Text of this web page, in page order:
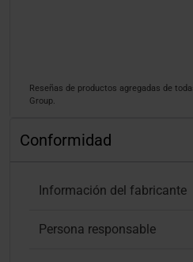
Reseñas de productos agregadas de
Group.
Conformidad
Información del fabricante
Persona responsable